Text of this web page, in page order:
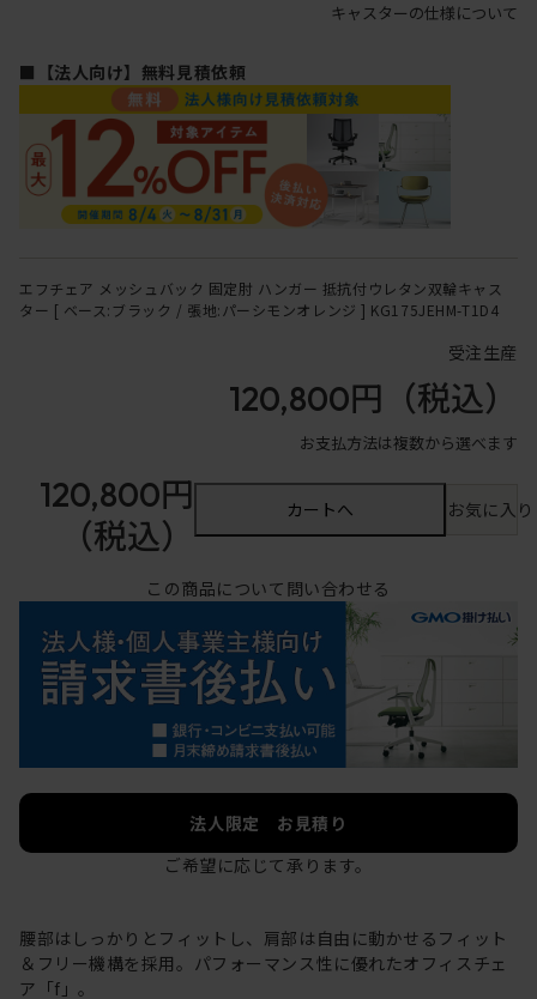
キャスターの仕様について
■【法人向け】無料見積依頼
エフチェア メッシュバック 固定肘 ハンガー 抵抗付ウレタン双輪キャス
ター [ ベース:ブラック / 張地:パーシモンオレンジ ] KG175JEHM-T1D4
受注生産
120,800円 （税込）
お支払方法は複数から選べます
120,800円
（税込）
カートへ お気に入
この商品について問い合わせる
法人限定 お見積り
ご希望に応じて承ります。
腰部はしっかりとフィットし、肩部は自由に動かせるフィット
＆フリー機構を採用。パフォーマンス性に優れたオフィスチェ
ア「f」。